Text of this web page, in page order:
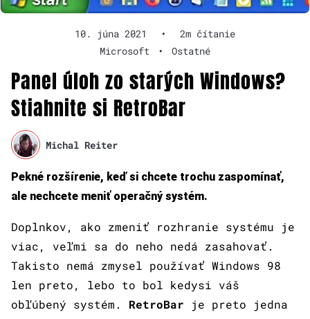
10. júna 2021 •
2m čítanie
Microsoft
• Ostatné
Panel úloh zo starých Windows?
Stiahnite si RetroBar
Michal Reiter
Pekné rozšírenie, keď si chcete trochu zaspomínať,
ale nechcete meniť operačný systém.
Doplnkov, ako zmeniť rozhranie systému je
viac, veľmi sa do neho nedá zasahovať.
Takisto nemá zmysel používať Windows 98
len preto, lebo to bol kedysi váš
obľúbený systém. RetroBar je preto jedna